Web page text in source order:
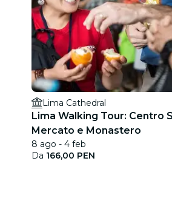
Lima Cathedral
Lima Walking Tour: Centro
Mercato e Monastero
8 ago - 4 feb
Da 166,00 PEN